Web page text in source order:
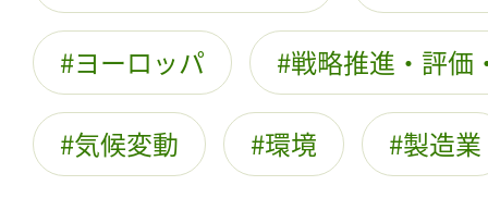
ヨーロッパ 戦略推進・評価
気候変動 環境 製造業